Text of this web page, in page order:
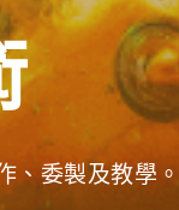
、委製及教學。